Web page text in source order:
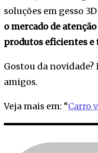
soluções em gesso
o mercado de
produtos eficientes e
Gostou da
amigos.
Veja mais em: “Carro